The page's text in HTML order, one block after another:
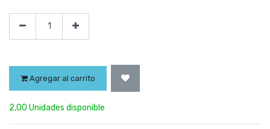
Agregar al carrito
2,00 Unidades disponible